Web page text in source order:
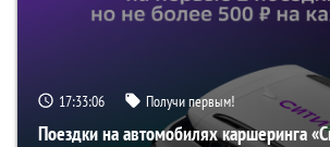
17:33:05 Получи первым!
Поездки на автомобилях каршеринга